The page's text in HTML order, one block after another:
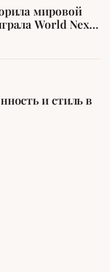
мировой
World Next
и стиль в